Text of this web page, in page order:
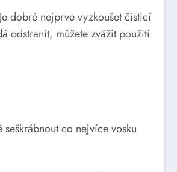
dobré nejprve vyzkoušet čisticí
odstranit, můžete zvážit použití
co nejvíce vosku